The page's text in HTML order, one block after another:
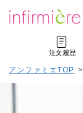
注文履歴
アンファミエTOP >